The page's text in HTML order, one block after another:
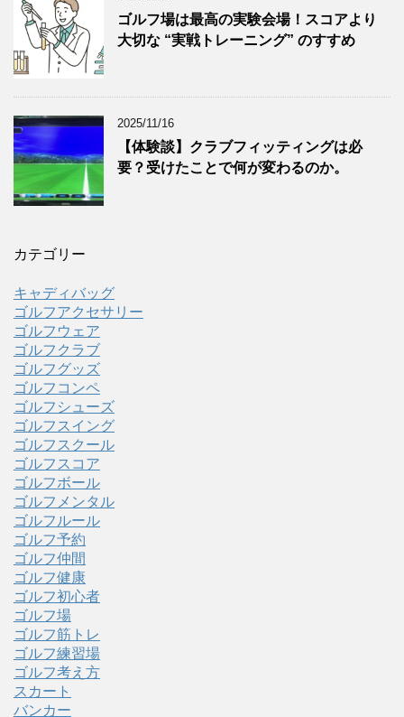
ゴルフ場は最高の実験会場！スコアより
大切な “実戦トレーニング” のすすめ
2025/11/16
【体験談】クラブフィッティングは必
要？受けたことで何が変わるのか。
カテゴリー
キャディバッグ
ゴルフアクセサリー
ゴルフウェア
ゴルフクラブ
ゴルフグッズ
ゴルフコンペ
ゴルフシューズ
ゴルフスイング
ゴルフスクール
ゴルフスコア
ゴルフボール
ゴルフメンタル
ゴルフルール
ゴルフ予約
ゴルフ仲間
ゴルフ健康
ゴルフ初心者
ゴルフ場
ゴルフ筋トレ
ゴルフ練習場
ゴルフ考え方
スカート
バンカー